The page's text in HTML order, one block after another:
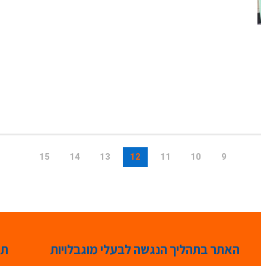
9
10
11
12
13
14
15
האתר בתהליך הנגשה לבעלי מוגבלויות